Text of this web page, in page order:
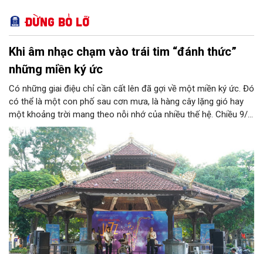
Đừng bỏ lỡ
Khi âm nhạc chạm vào trái tim “đánh thức”
những miền ký ức
Có những giai điệu chỉ cần cất lên đã gợi về một miền ký ức. Đó
có thể là một con phố sau cơn mưa, là hàng cây lặng gió hay
một khoảng trời mang theo nỗi nhớ của nhiều thế hệ. Chiều 9/8,
tại Nhà Bát Giác - Vườn hoa Lý Thái Tổ, chương trình “Âm nhạc
cuối tuần” sẽ mở ra một không gian như thế, nơi mỗi tác phẩm
trở thành một lát cắt tinh tế về vẻ đẹp của con người và đời
sống.